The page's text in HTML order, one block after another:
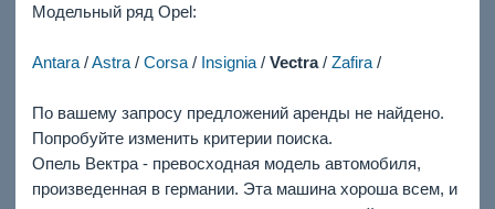
Модельный ряд Opel:
Antara/Astra/ Corsa/ Insignia/ Vectra/ Zafira/
По вашему запросу предложений аренды не найдено.
Попробуйте изменить критерии поиска.
Опель Вектра - превосходная модель автомобиля,
произведенная в германии. Эта машина хороша всем, и